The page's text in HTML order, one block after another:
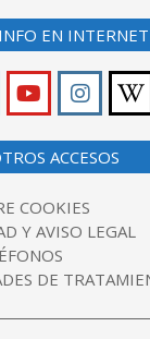
EN INTERNET
ACCESOS
COOKIES
Y AVISO LEGAL
DE